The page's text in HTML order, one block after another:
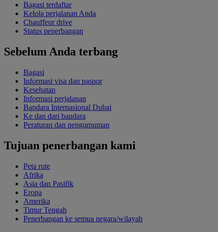
Bagasi terdaftar
Kelola perjalanan Anda
Chauffeur drive
Status penerbangan
Sebelum Anda terbang
Bagasi
Informasi visa dan paspor
Kesehatan
Informasi perjalanan
Bandara Internasional Dubai
Ke dan dari bandara
Peraturan dan pengumuman
Tujuan penerbangan kami
Peta rute
Afrika
Asia dan Pasifik
Eropa
Amerika
Timur Tengah
Penerbangan ke semua negara/wilayah